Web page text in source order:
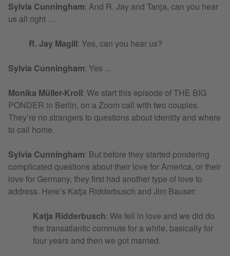
Sylvia Cunningham: And R. Jay and Tanja, can you hear
us all right …
R. Jay Magill: Yes, can you hear us?
Sylvia Cunningham: Yes ...
Monika Müller-Kroll: We start this episode of THE BIG
PONDER in Berlin, on a Zoom call with two couples.
They’re no strangers to questions about identity and where
to call home.
Sylvia Cunningham: But before they started pondering
complicated questions about their love for America, or their
love for Germany, they first had another type of love to
address. Here’s Katja Ridderbusch and Jim Bauser:
Katja Ridderbusch: We fell in love and we did do
the transatlantic commute for a while, basically for
four years and then we got married.